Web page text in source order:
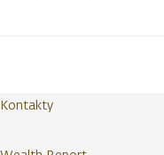
Kontakty